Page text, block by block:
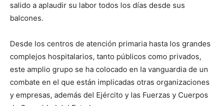
salido a aplaudir su labor todos los días desde sus
balcones.
Desde los centros de atención primaria hasta los grandes
complejos hospitalarios, tanto públicos como privados,
este amplio grupo se ha colocado en la vanguardia de un
combate en el que están implicadas otras organizaciones
y empresas, además del Ejército y las Fuerzas y Cuerpos